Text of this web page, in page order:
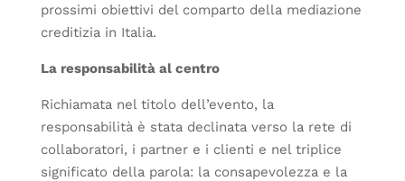
prossimi obiettivi del comparto della mediazione
creditizia in Italia.
La responsabilità al centro
Richiamata nel titolo dell’evento, la
responsabilità è stata declinata verso la rete di
collaboratori, i partner e i clienti e nel triplice
significato della parola: la consapevolezza e la